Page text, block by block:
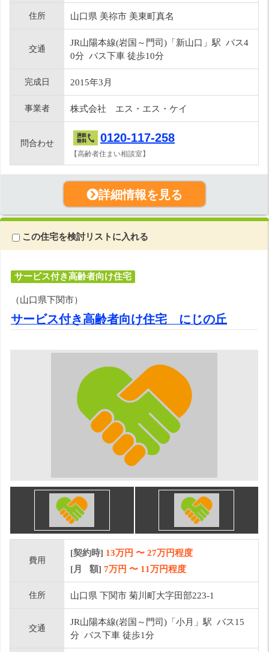
住所 山口県 美祢市 美東町真名
交通
JR山陽本線(岩国～門司)「新山口」駅 バス4
0分 バス下車 徒歩10分
完成日 2015年3月
事業者 株式会社 エス・エス・ケイ
問合わせ 0120-117-258
【高齢者住まい相談室】
詳細情報を見る
この住宅を検討リストに入れる
サービス付き高齢者向け住宅
（山口県下関市）
サービス付き高齢者向け住宅 にじの丘
費用
[契約時] 13万円 〜 27万円程度
[月 額] 7万円 〜 11万円程度
住所 山口県 下関市 菊川町大字田部223-1
交通
JR山陽本線(岩国～門司)「小月」駅 バス15
分 バス下車 徒歩1分